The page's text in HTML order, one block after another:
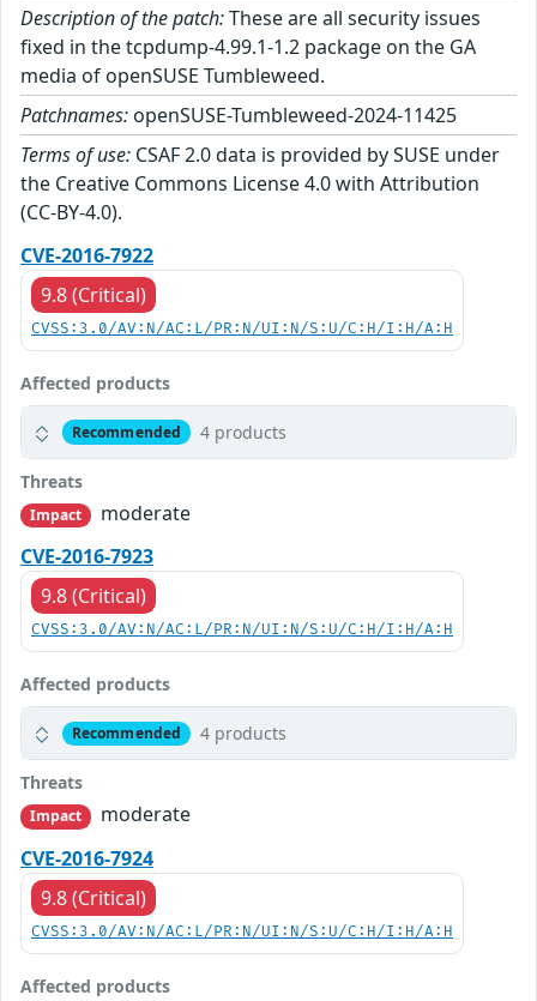
Description of the patch:These are all security issues
fixed in the tcpdump-4.99.1-1.2 package on the GA
media of openSUSE Tumbleweed.
Patchnames: openSUSE-Tumbleweed-2024-11425
Terms of use: CSAF 2.0 data is provided by SUSE under
the Creative Commons License 4.0 with Attribution
(CC-BY-4.0).
CVE-2016-7922
9.8 (Critical)
CVSS:3.0/AV:N/AC:L/PR:N/UI:N/S:U/C:H/I:H/A:H
Affected products
Recommended 4 products
Threats
Impact
moderate
CVE-2016-7923
9.8 (Critical)
CVSS:3.0/AV:N/AC:L/PR:N/UI:N/S:U/C:H/I:H/A:H
Affected products
Recommended 4 products
Threats
Impact
moderate
CVE-2016-7924
9.8 (Critical)
CVSS:3.0/AV:N/AC:L/PR:N/UI:N/S:U/C:H/I:H/A:H
Affected products